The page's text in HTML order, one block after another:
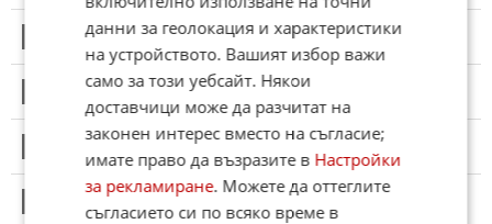
Този коментар е премахнат от модератор.
Този коментар е премахнат от модератор.
Този коментар е премахнат от модератор.
данни за геолокация и характеристики
на устройството. Вашият избор важи
само за този уебсайт. Някои
доставчици може да разчитат на
законен интерес вместо на съгласие;
имате право да възразите в Настройки
за рекламиране. Можете да оттеглите
съгласието си по всяко време в